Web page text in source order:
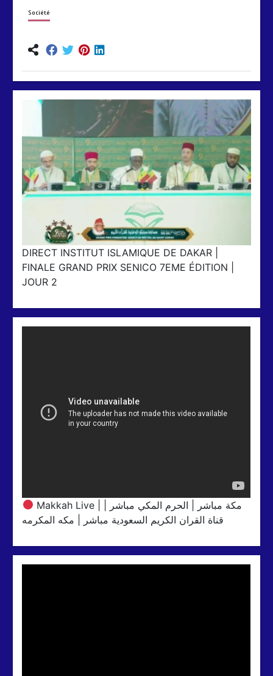
Société
DIRECT INSTITUT ISLAMIQUE DE DAKAR |
FINALE GRAND PRIX SENICO 7EME ÉDITION |
JOUR 2
Makkah Live | مكة مباشر | الحرم المكي مباشر |
قناة القران الكريم السعودية مباشر | مكه المكرمه